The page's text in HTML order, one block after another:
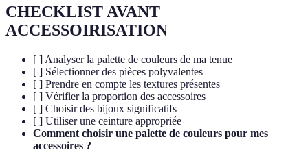
CHECKLIST AVANT
ACCESSOIRISATION
[ ] Analyser la palette de couleurs de ma tenue
[ ] Sélectionner des pièces polyvalentes
[ ] Prendre en compte les textures présentes
[ ] Vérifier la proportion des accessoires
[ ] Choisir des bijoux significatifs
[ ] Utiliser une ceinture appropriée
Comment choisir une palette de couleurs pour mes
accessoires ?